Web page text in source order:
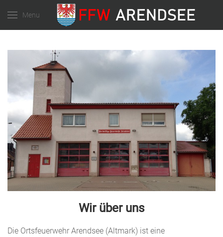
Menu
Wir über uns
Die Ortsfeuerwehr Arendsee (Altmark) ist eine